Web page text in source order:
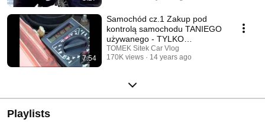
7:54
Samochód cz.1 Zakup pod
kontrolą samochodu TANIEGO
używanego - TYLKO
dodatkowe gadżety
TOMEK Sitek Car Vlog
170K views
14 years ago
Playlists